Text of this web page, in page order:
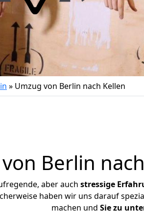
» Umzug von Berlin nach Kellen
Berlin
aber auch stressige
haben wir uns darauf
machen und Sie zu